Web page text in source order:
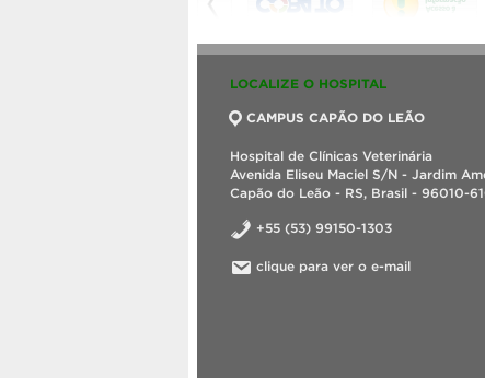
LOCALIZE O HOSPITAL
CAMPUS CAPÃO DO LEÃO
Hospital de Clínicas Veterinária
Avenida Eliseu Maciel S/N - Jardim
Capão do Leão - RS, Brasil - 96010-
+55 (53) 99150-1303
clique para ver o e-mail